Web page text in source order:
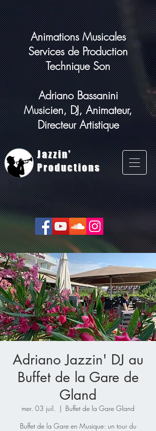
Animations Musicales
Services de Production
Technique Son
Adriano Bassanini
Musicien, DJ, Animateur,
Directeur Artistique
Jazzin'
Productions
Adriano Jazzin' DJ au
Buffet de la Gare de
Gland
mer. 03 juil.
  |
Buffet de la Gare Gland
Buffet de la Gare en Musique: un tour du